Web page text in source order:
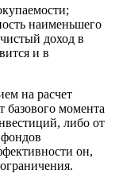
наименьшего
доход в
и в
на расчет
базового момента
либо от
он,